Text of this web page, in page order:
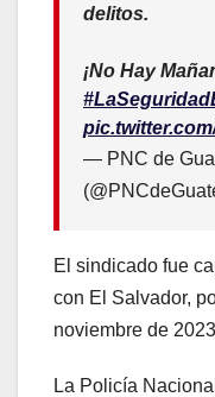
delitos.
¡No Hay
— PNC de
El sindicado fue
con El Salvador,
noviembre de
La Policía